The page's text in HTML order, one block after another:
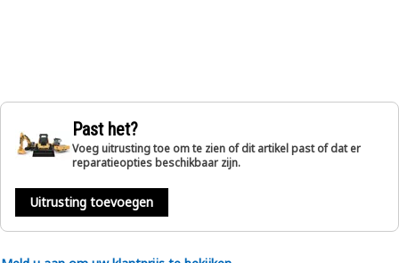
Past het?
Voeg uitrusting toe om te zien of dit artikel past of dat er
reparatieopties beschikbaar zijn.
Uitrusting toevoegen